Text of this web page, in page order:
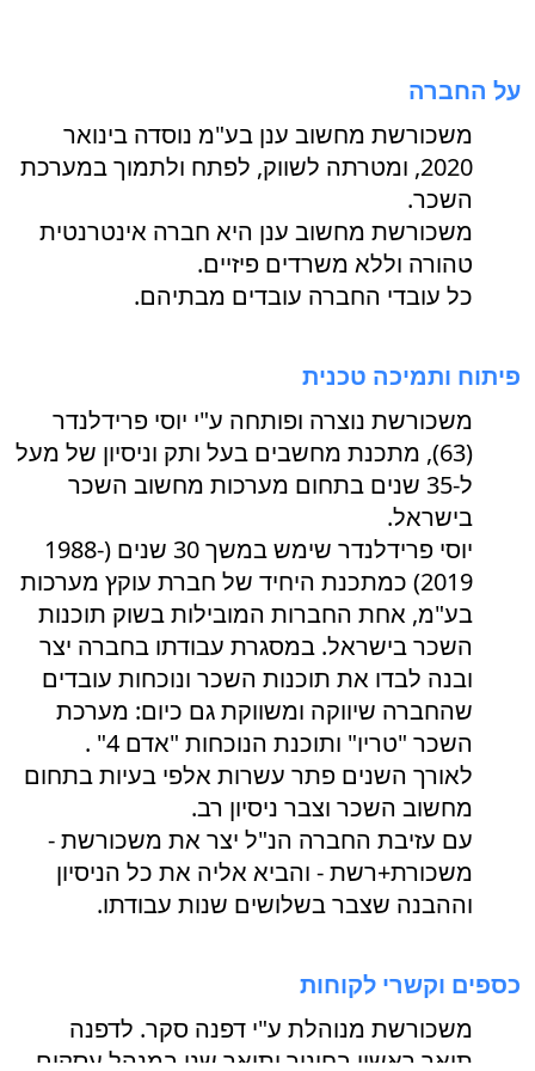
על החברה
משכורשת מחשוב ענן בע"מ נוסדה בינואר
2020, ומטרתה לשווק, לפתח ולתמוך במערכת
השכר.
משכורשת מחשוב ענן היא חברה אינטרנטית
טהורה וללא משרדים פיזיים.
כל עובדי החברה עובדים מבתיהם.
פיתוח ותמיכה טכנית
משכורשת נוצרה ופותחה ע"י יוסי פרידלנדר
(63), מתכנת מחשבים בעל ותק וניסיון של מעל
ל-35 שנים בתחום מערכות מחשוב השכר
בישראל.
יוסי פרידלנדר שימש במשך 30 שנים (1988-
2019) כמתכנת היחיד של חברת עוקץ מערכות
בע"מ, אחת החברות המובילות בשוק תוכנות
השכר בישראל. במסגרת עבודתו בחברה יצר
ובנה לבדו את תוכנות השכר ונוכחות עובדים
שהחברה שיווקה ומשווקת גם כיום: מערכת
השכר "טריו" ותוכנת הנוכחות "אדם 4" .
לאורך השנים פתר עשרות אלפי בעיות בתחום
מחשוב השכר וצבר ניסיון רב.
עם עזיבת החברה הנ"ל יצר את משכורשת -
משכורת+רשת - והביא אליה את כל הניסיון
וההבנה שצבר בשלושים שנות עבודתו.
כספים וקשרי לקוחות
משכורשת מנוהלת ע"י דפנה סקר. לדפנה
תואר ראשון בחינוך ותואר שני במנהל עסקים,